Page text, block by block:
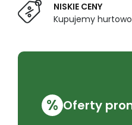
NISKIE CENY
Kupujemy
% Oferty